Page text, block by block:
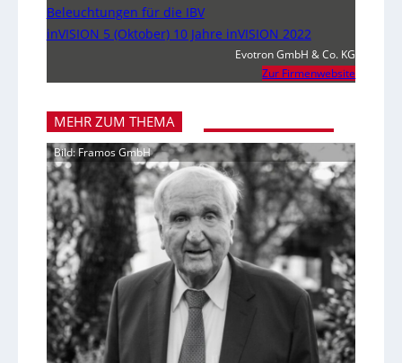
Beleuchtungen für die IBV
inVISION 5 (Oktober) 10 Jahre inVISION 2022
Evotron GmbH & Co. KG
Zur Firmenwebsite
MEHR ZUM THEMA
Bild: Framos GmbH